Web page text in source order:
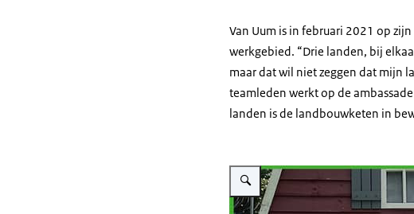
Van Uum is in februari 2021 op
werkgebied. “Drie landen, bij
maar dat wil niet zeggen dat mijn
teamleden werkt op de
landen is de landbouwketen in
Vergroot afbeelding Joost van Uum